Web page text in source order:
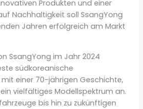
Produkten und einer
Nachhaltigkeit soll SsangYong
Jahren erfolgreich am Markt
SsangYong im Jahr 2024
südkoreanische
einer 70-jährigen Geschichte,
vielfältiges Modellspektrum an.
bis hin zu zukünftigen